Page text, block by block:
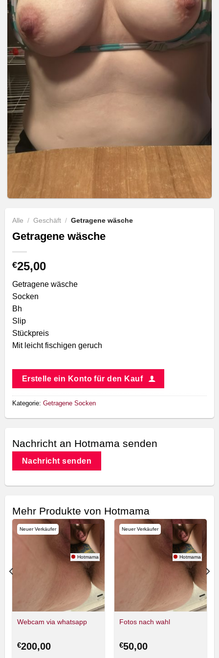
Alle / Geschäft / Getragene wäsche
Getragene wäsche
€25,00
Getragene wäsche
Socken
Bh
Slip
Stückpreis
Mit leicht fischigen geruch
Erstelle ein Konto für den Kauf
Kategorie: Getragene Socken
Nachricht an Hotmama senden
Nachricht senden
Mehr Produkte von Hotmama
Neuer Verkäufer
Hotmama
Webcam via whatsapp
€200,00
Neuer Verkäufer
Hotmama
Fotos nach wahl
€50,00